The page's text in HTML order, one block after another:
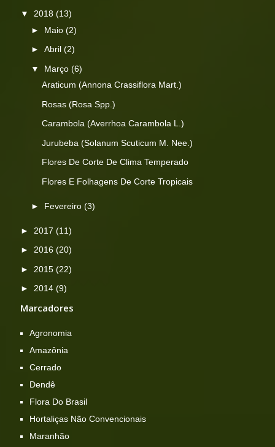
▼2018(13)
► Maio(2)
►Abril(2)
▼ Março(6)
Araticum (Annona Crassiflora Mart.)
Rosas (Rosa Spp.)
Carambola (Averrhoa Carambola L.)
Jurubeba (Solanum Scuticum M. Nee.)
Flores De Corte De Clima Temperado
Flores E Folhagens De Corte Tropicais
► Fevereiro(3)
► 2017(11)
►2016(20)
► 2015(22)
►2014(9)
Marcadores
Agronomia
Amazônia
Cerrado
Dendê
Flora Do Brasil
Hortaliças Não Convencionais
Maranhão